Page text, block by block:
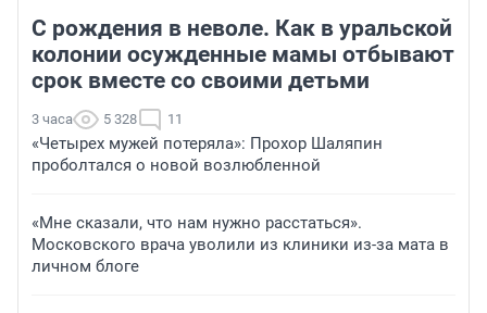
С рождения в неволе. Как в уральской
колонии осужденные мамы отбывают
срок вместе со своими детьми
3 часа 5 328 11
«Четырех мужей потеряла»: Прохор Шаляпин
проболтался о новой возлюбленной
«Мне сказали, что нам нужно расстаться».
Московского врача уволили из клиники из-за мата в
личном блоге